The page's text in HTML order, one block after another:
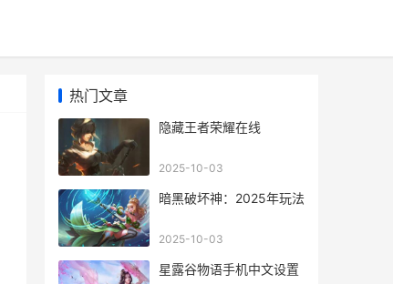
热门文章
隐藏王者荣耀在线
2025-10-03
暗黑破坏神：2025年玩法
2025-10-03
星露谷物语手机中文设置